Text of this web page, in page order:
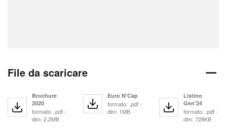
File da scaricare
Brochure
2020
formato: .pdf -
dim: 2.2MB
Euro N'Cap
formato: .pdf -
dim: 1MB
Listino
Gen'24
formato: .pdf -
dim: 728KB